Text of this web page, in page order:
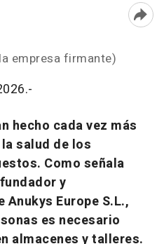
empresa firmante)
hecho cada vez más
salud de los
Como señala
y
Europe S.L.,
es necesario
almacenes y talleres.